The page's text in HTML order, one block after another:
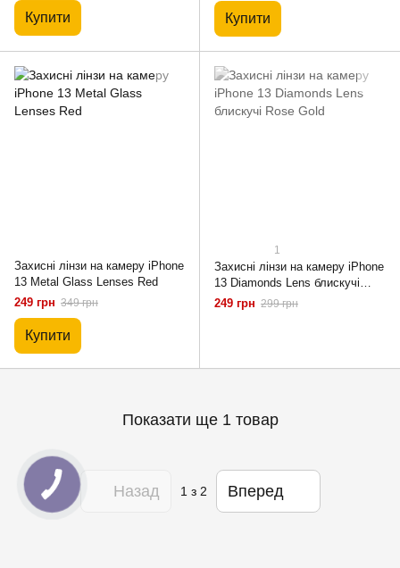
Купити Купити
Захисні лінзи на камеру iPhone
13 Metal Glass Lenses Red
249 грн 349 грн
Купити
1
Захисні лінзи на камеру iPhone
13 Diamonds Lens блискучі
Rose Gold
249 грн 299 грн
Показати ще 1 товар
Назад 1з 2 Вперед